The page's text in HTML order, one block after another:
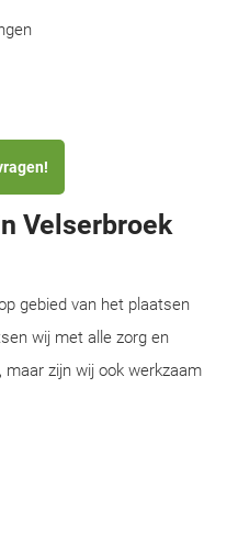
Velserbroek
gebied van het plaatsen
wij met alle zorg en
zijn wij ook werkzaam